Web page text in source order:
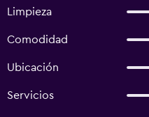
Limpieza
Comodidad
Ubicación
Servicios